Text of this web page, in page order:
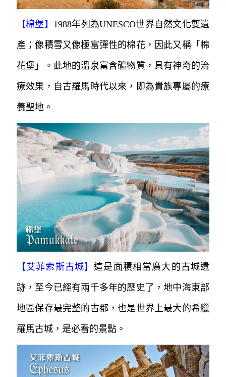
【棉堡 】 1988年列為UNESCO世界自然文化雙遺
產；像積雪又像極富彈性的棉花，因此又稱「棉
花堡」。 此地的溫泉富含礦物質，具有神奇的治
療效果，自古羅馬時代以來，即為貴族專屬的療
養聖地。
【 艾菲索斯古城】這是面積相當廣大的古城遺
跡，至今已經有兩千多年的歷史了，地中海東部
地區保存最完整的古都，也是世界上最大的希臘
羅馬古城，是必看的景點。